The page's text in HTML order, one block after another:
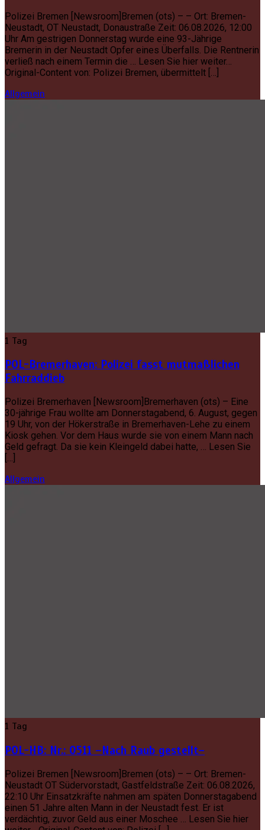
Polizei Bremen [Newsroom]Bremen (ots) – – Ort: Bremen-
Neustadt, OT Neustadt, Donaustraße Zeit: 06.08.2026, 12:00
Uhr Am gestrigen Donnerstag wurde eine 93-Jährige
Bremerin in der Neustadt Opfer eines Überfalls. Die Rentnerin
verließ nach einem Termin die … Lesen Sie hier weiter…
Original-Content von: Polizei Bremen, übermittelt […]
Allgemein
1 Tag
POL-Bremerhaven: Polizei fasst mutmaßlichen
Fahrraddieb
Polizei Bremerhaven [Newsroom]Bremerhaven (ots) – Eine
30-jährige Frau wollte am Donnerstagabend, 6. August, gegen
19 Uhr, von der Hökerstraße in Bremerhaven-Lehe zu einem
Kiosk gehen. Vor dem Haus wurde sie von einem Mann nach
Geld gefragt. Da sie kein Kleingeld dabei hatte, … Lesen Sie
[…]
Allgemein
1 Tag
POL-HB: Nr.: 0511 –Nach Raub gestellt–
Polizei Bremen [Newsroom]Bremen (ots) – – Ort: Bremen-
Neustadt OT Südervorstadt, Gastfeldstraße Zeit: 06.08.2026,
22:10 Uhr Einsatzkräfte nahmen am späten Donnerstagabend
einen 51 Jahre alten Mann in der Neustadt fest. Er ist
verdächtig, zuvor Geld aus einer Moschee … Lesen Sie hier